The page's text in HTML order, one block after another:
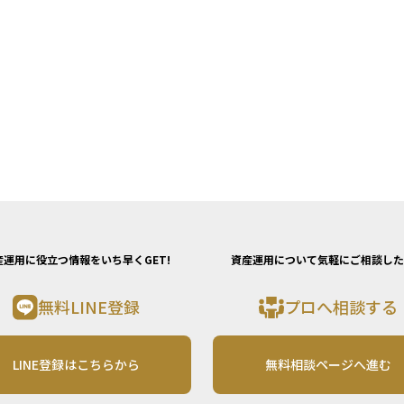
運用に役立つ情報をいち早くGET!
無料LINE登録
LINE登録はこちらから
資産運用について気軽にご相談し
プロへ相談する
無料相談ページへ進む